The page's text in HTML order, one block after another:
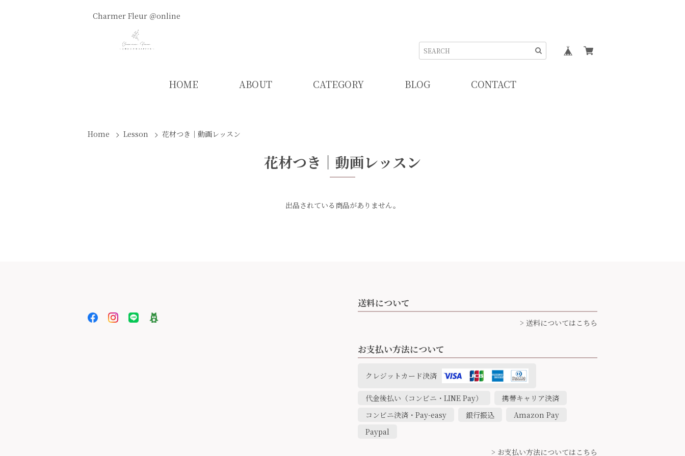
Charmer Fleur ＠online
HOME ABOUT CATEGORY BLOG CONTACT
Home Lesson 花材つき｜動画レッスン
花材つき｜動画レッスン
出品されている商品がありません。
送料について
> 送料についてはこちら
お支払い方法について
クレジットカード決済
代金後払い（コンビニ・LINE Pay）
携帯キャリア決済
コンビニ決済・Pay-easy
銀行振込
Amazon Pay
Paypal
> お支払い方法についてはこちら